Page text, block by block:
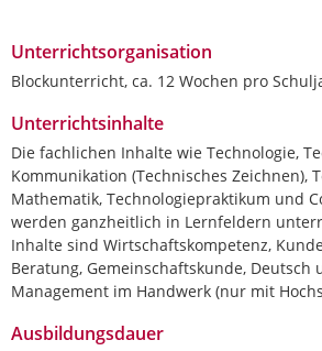
Unterrichtsorganisation
Blockunterricht, ca. 12 Wochen pro
Unterrichtsinhalte
Die fachlichen Inhalte wie Technologie,
Kommunikation (Technisches Zeichnen),
Mathematik, Technologiepraktikum und
werden ganzheitlich in Lernfeldern
Inhalte sind Wirtschaftskompetenz,
Beratung, Gemeinschaftskunde, Deutsch
Management im Handwerk (nur mit
Ausbildungsdauer